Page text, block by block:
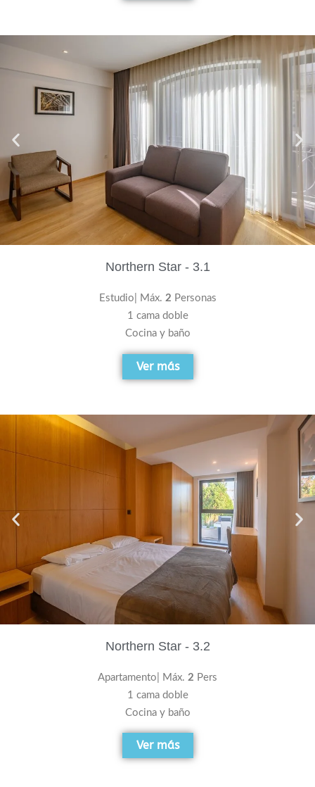
Northern Star - 3.1
Estudio| Máx. 2 Personas
1 cama doble
Cocina y baño
Ver más
Northern Star - 3.2
Apartamento| Máx. 2 Pers
1 cama doble
Cocina y baño
Ver más